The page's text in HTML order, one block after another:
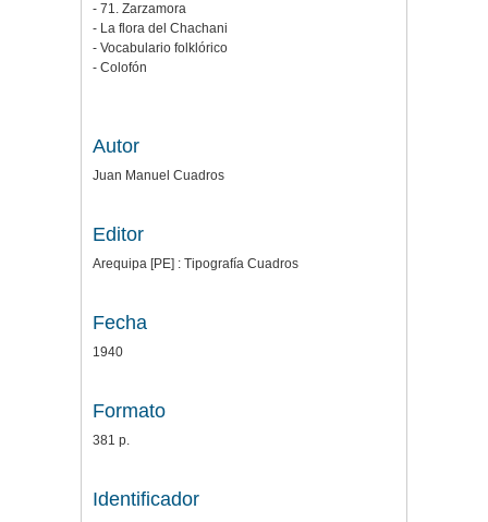
- 71. Zarzamora
- La flora del Chachani
- Vocabulario folklórico
- Colofón
Autor
Juan Manuel Cuadros
Editor
Arequipa [PE] : Tipografía Cuadros
Fecha
1940
Formato
381 p.
Identificador